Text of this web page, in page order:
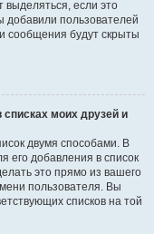
выделяться, если это
пользователей
сообщения будут скрыты
списках моих друзей и
двумя способами. В
его добавления в список
это прямо из вашего
пользователя. Вы
списков на той